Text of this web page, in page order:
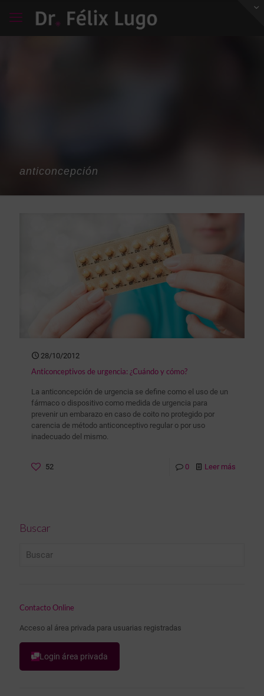
anticoncepción
28/10/2012
Anticonceptivos de urgencia: ¿Cuándo y cómo?
La anticoncepción de urgencia se define como el uso de un
fármaco o dispositivo como medida de urgencia para
prevenir un embarazo en caso de coito no protegido por
carencia de método anticonceptivo regular o por uso
inadecuado del mismo.
52 0 Leer más
Buscar
Contacto Online
Acceso al área privada para usuarias registradas
Login área privada